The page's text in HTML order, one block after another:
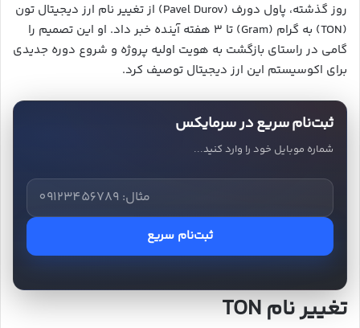
روز گذشته، پاول دورف (Pavel Durov) از تغییر نام ارز دیجیتال تون
(TON) به گرام (Gram) تا ۳ هفته آینده خبر داد. او این تصمیم را
گامی در راستای بازگشت به هویت اولیه پروژه و شروع دوره جدیدی
برای اکوسیستم این ارز دیجیتال توصیف کرد.
ثبت‌نام سریع در سرمایکس
شماره موبایل خود را وارد کنید...
ثبت‌نام سریع
تغییر نام TON